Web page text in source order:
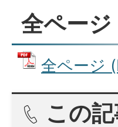
全ページ
全ページ
この